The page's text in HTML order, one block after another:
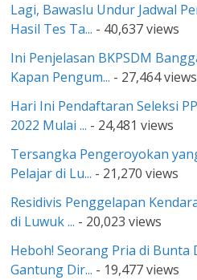
Lagi, Bawaslu Undur Jadwal
Hasil Tes Ta... - 40,637 views
Ini Penjelasan BKPSDM
Kapan Pengum... - 27,464 views
Hari Ini Pendaftaran Seleksi
2022 Mulai ... - 24,481 views
Tersangka Pengeroyokan
Pelajar di Lu... - 21,270 views
Residivis Penggelapan
di Luwuk ... - 20,023 views
Heboh! Seorang Pria di Bunta
Gantung Dir... - 19,477 views